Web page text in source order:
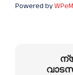
Powered by